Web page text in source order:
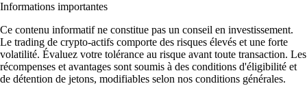
Informations importantes
Ce contenu informatif ne constitue pas un conseil en investissement.
Le trading de crypto-actifs comporte des risques élevés et une forte
volatilité. Évaluez votre tolérance au risque avant toute transaction. Les
récompenses et avantages sont soumis à des conditions d'éligibilité et
de détention de jetons, modifiables selon nos conditions générales.